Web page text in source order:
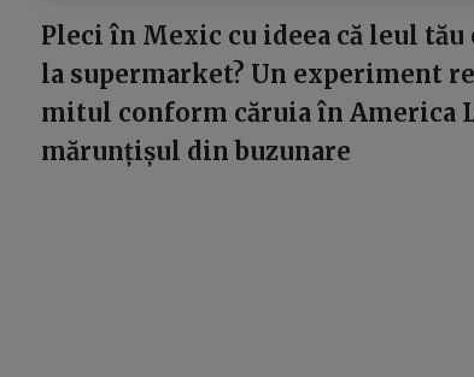
Pleci în Mexic cu ideea că leul
la supermarket? Un experiment
mitul conform căruia în America
mărunțișul din buzunare